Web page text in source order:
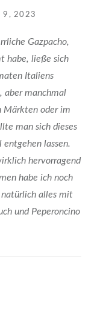
9, 2023
Gazpacho,
habe, ließe sich
Italiens
aber manchmal
Märkten oder im
man sich dieses
lassen.
hervorragend
habe ich noch
alles mit
und Peperoncino